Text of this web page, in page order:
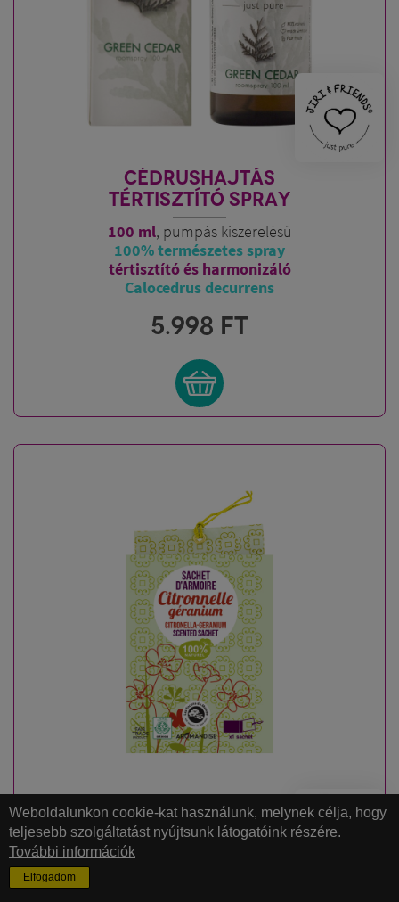
CÉDRUSHAJTÁS
TÉRTISZTÍTÓ SPRAY
100 ml, pumpás kiszerelésű
100% természetes spray
tértisztító és harmonizáló
Calocedrus decurrens
5.998 FT
CITRONELLA & GERÁNIUM
TÉRILLATOSÍTÓ AROMATASAK
Függeszthető autóba, szerkénybe, öltözőbe
Weboldalunkon cookie-kat használunk, melynek célja, hogy
teljesebb szolgáltatást nyújtsunk látogatóink részére.
További információk
Elfogadom